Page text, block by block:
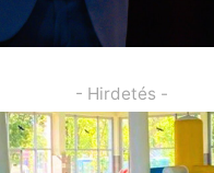
- Hirdetés -